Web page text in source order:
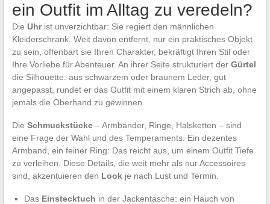
ein Outfit im Alltag zu veredeln?
Die Uhrist unverzichtbar: Sie regiert den männlichen
Kleiderschrank. Weit davon entfernt, nur ein praktisches Objekt
zu sein, offenbart sie Ihren Charakter, bekräftigt Ihren Stil oder
Ihre Vorliebe für Abenteuer. An ihrer Seite strukturiert der Gürtel
die Silhouette: aus schwarzem oder braunem Leder, gut
angepasst, rundet er das Outfit mit einem klaren Strich ab, ohne
jemals die Oberhand zu gewinnen.
Die Schmuckstücke– Armbänder, Ringe, Halsketten – sind
eine Frage der Wahl und des Temperaments. Ein dezentes
Armband, ein feiner Ring: Das reicht aus, um einem Outfit Tiefe
zu verleihen. Diese Details, die weit mehr als nur Accessoires
sind, akzentuieren den Lookje nach Lust und Termin.
Das Einstecktuch in der Jackentasche: ein Hauch von